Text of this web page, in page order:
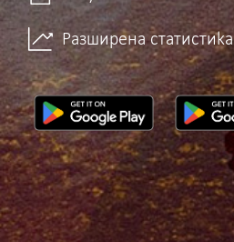
Разширена статистика